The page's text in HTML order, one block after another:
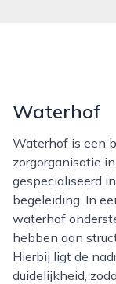
Waterhof
Waterhof is een betrokken en veelzijdige
zorgorganisatie
gespecialiseerd
begeleiding. In
waterhof
hebben aan
Hierbij ligt de
duidelijkheid,